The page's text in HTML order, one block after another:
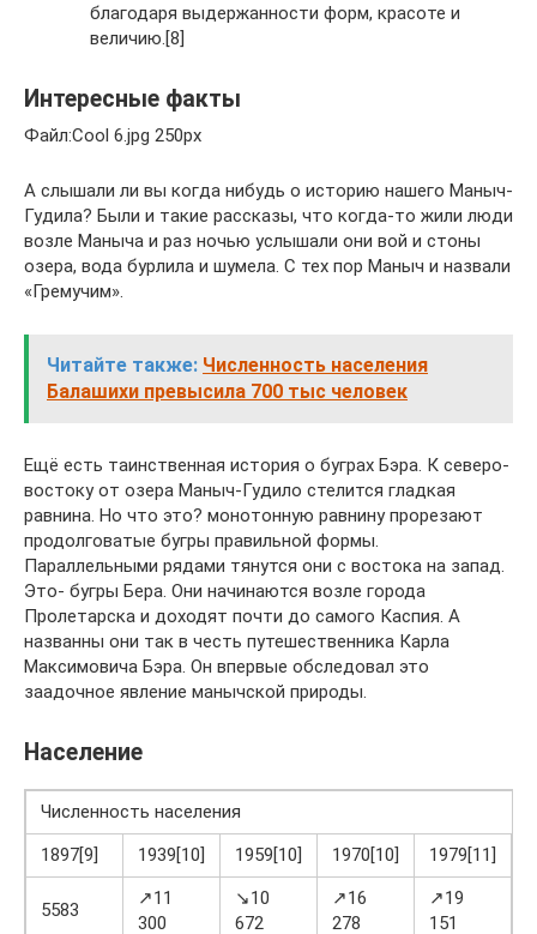
благодаря выдержанности форм, красоте и
величию.[8]
Интересные факты
Файл:Cool 6.jpg 250px
А слышали ли вы когда нибудь о историю нашего Маныч-
Гудила? Были и такие рассказы, что когда-то жили люди
возле Маныча и раз ночью услышали они вой и стоны
озера, вода бурлила и шумела. С тех пор Маныч и назвали
«Гремучим».
Читайте также: Численность населения
Балашихи превысила 700 тыс человек
Ещё есть таинственная история о буграх Бэра. К северо-
востоку от озера Маныч-Гудило стелится гладкая
равнина. Но что это? монотонную равнину прорезают
продолговатые бугры правильной формы.
Параллельными рядами тянутся они с востока на запад.
Это- бугры Бера. Они начинаются возле города
Пролетарска и доходят почти до самого Каспия. А
названны они так в честь путешественника Карла
Максимовича Бэра. Он впервые обследовал это
заадочное явление манычской природы.
Население
Численность населения
1897[9]
1939[10] 1959[10] 1970[10] 1979[11]
5583
↗11
300
↘10
672
↗16
278
↗19
151